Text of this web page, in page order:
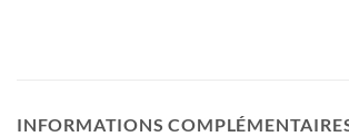
INFORMATIONS